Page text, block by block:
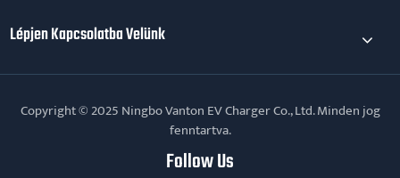
Lépjen Kapcsolatba Velünk
Copyright © 2025 Ningbo Vanton EV Charger Co., Ltd. Minden jog
fenntartva.
Follow Us